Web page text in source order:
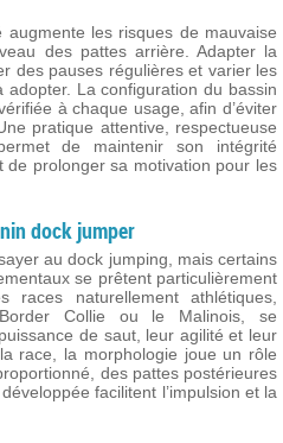
les risques de mauvaise
des pattes arrière. Adapter la
des pauses régulières et varier les
La configuration du bassin
à chaque usage, afin d’éviter
pratique attentive, respectueuse
de maintenir son intégrité
de prolonger sa motivation pour les
dock jumper
au dock jumping, mais certains
se prêtent particulièrement
naturellement athlétiques,
Collie ou le Malinois, se
de saut, leur agilité et leur
race, la morphologie joue un rôle
des pattes postérieures
facilitent l’impulsion et la